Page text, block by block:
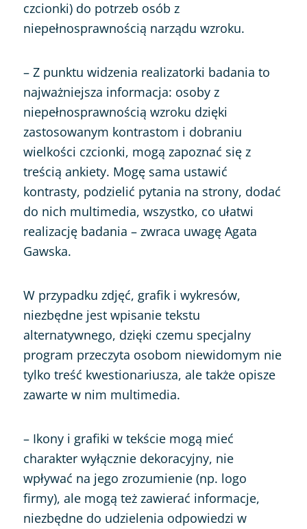
czcionki) do potrzeb osób z
niepełnosprawnością narządu wzroku.
– Z punktu widzenia realizatorki badania to
najważniejsza informacja: osoby z
niepełnosprawnością wzroku dzięki
zastosowanym kontrastom i dobraniu
wielkości czcionki, mogą zapoznać się z
treścią ankiety. Mogę sama ustawić
kontrasty, podzielić pytania na strony, dodać
do nich multimedia, wszystko, co ułatwi
realizację badania – zwraca uwagę Agata
Gawska.
W przypadku zdjęć, grafik i wykresów,
niezbędne jest wpisanie tekstu
alternatywnego, dzięki czemu specjalny
program przeczyta osobom niewidomym nie
tylko treść kwestionariusza, ale także opisze
zawarte w nim multimedia.
– Ikony i grafiki w tekście mogą mieć
charakter wyłącznie dekoracyjny, nie
wpływać na jego zrozumienie (np. logo
firmy), ale mogą też zawierać informacje,
niezbędne do udzielenia odpowiedzi w